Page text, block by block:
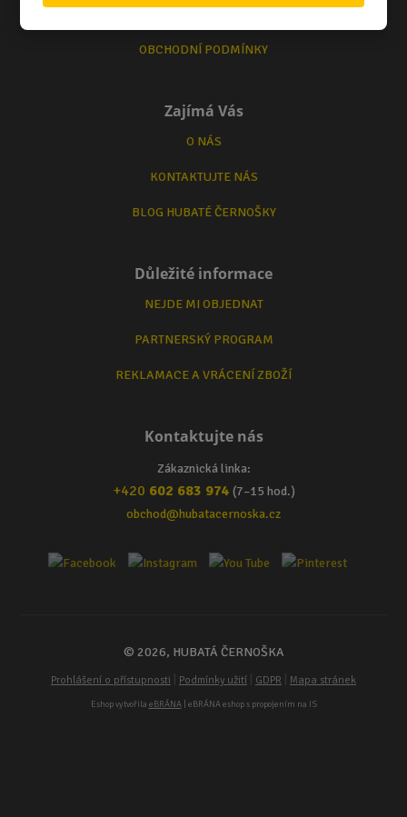
OBCHODNÍ PODMÍNKY
Zajímá Vás
O NÁS
KONTAKTUJTE NÁS
BLOG HUBATÉ ČERNOŠKY
Důležité informace
NEJDE MI OBJEDNAT
PARTNERSKÝ PROGRAM
REKLAMACE A VRÁCENÍ ZBOŽÍ
Kontaktujte nás
Zákaznická linka:
+420 602 683 974 (7–15 hod.)
obchod@hubatacernoska.cz
© 2026, HUBATÁ ČERNOŠKA
Prohlášení o přístupnosti Podmínky užití GDPR Mapa stránek
Eshop vytvořila eBRÁNA| eBRÁNA eshop s propojením na IS